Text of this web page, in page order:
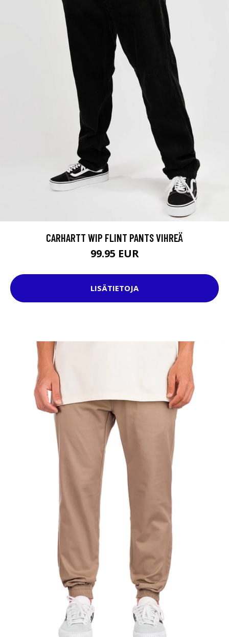
CARHARTT WIP FLINT PANTS VIHREÄ
99.95 EUR
LISÄTIETOJA